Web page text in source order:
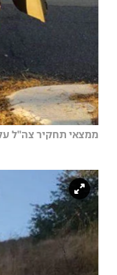
ממצאי תחקיר צה''ל